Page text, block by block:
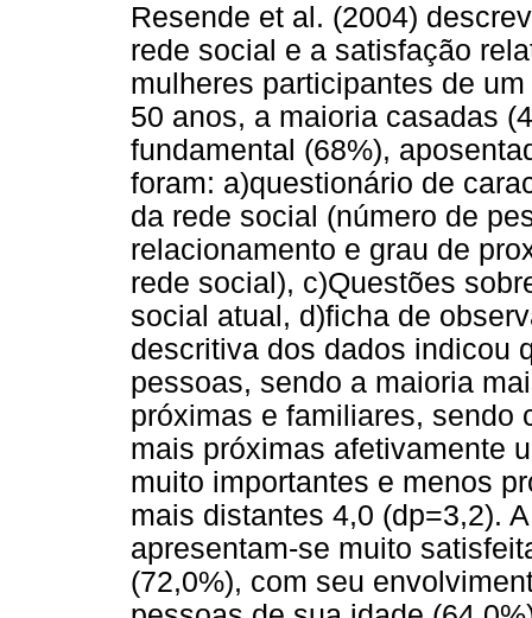
Resende et al. (2004)
rede social e a satisfação
mulheres participantes de
50 anos, a maioria casadas
fundamental (68%),
foram: a)questionário de
da rede social (número de
relacionamento e grau de
rede social), c)Questões
social atual, d)ficha de
descritiva dos dados indicou
pessoas, sendo a maioria
próximas e familiares, sendo
mais próximas afetivamente
muito importantes e menos
mais distantes 4,0 (dp=3,2).
apresentam-se muito
(72,0%), com seu